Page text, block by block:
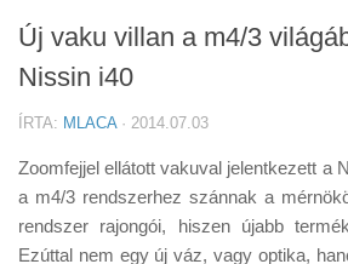
Cikkek
Tudástár
Tanácsok
Új vaku villan a m4/3
Nissin i40
ÍRTA: MLACA· 2014.07.03
Zoomfejjel ellátott vakuval jelentkezett a
a m4/3 rendszerhez szánnak a
rendszer rajongói, hiszen újabb
Ezúttal nem egy új váz, vagy optika,